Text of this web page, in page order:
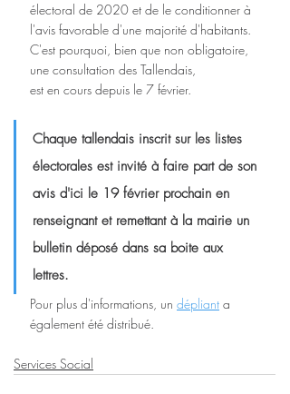
électoral de 2020 et de le conditionner à
l'avis favorable d'une majorité d'habitants.
C'est pourquoi, bien que non obligatoire,
une consultation des Tallendais,
est en cours depuis le 7 février.
Chaque tallendais inscrit sur les listes
électorales est invité à faire part de son
avis d'ici le 19 février prochain en
renseignant et remettant à la mairie un
bulletin déposé dans sa boite aux
lettres.
Pour plus d'informations, un dépliant a
également été distribué.
Services Social